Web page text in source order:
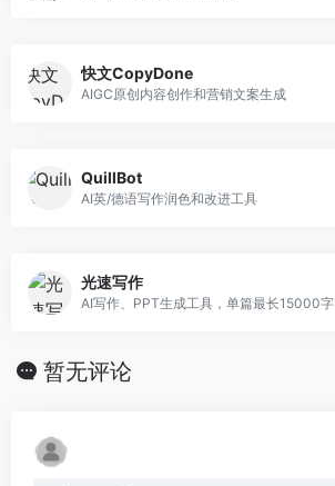
快文CopyDone
AIGC原创内容创作和营销文案生成
QuillBot
AI英/德语写作润色和改进工具
光速写作
AI写作、PPT生成工具，单篇最长15000字
暂无评论